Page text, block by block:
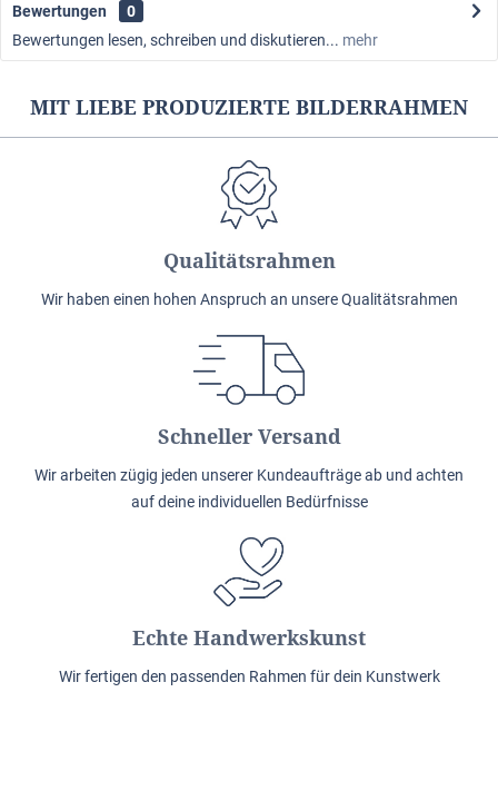
Bewertungen
0
Bewertungen lesen, schreiben und diskutieren... mehr
MIT LIEBE PRODUZIERTE BILDERRAHMEN
Qualitätsrahmen
Wir haben einen hohen Anspruch an unsere Qualitätsrahmen
Schneller Versand
Wir arbeiten zügig jeden unserer Kundeaufträge ab und achten
auf deine individuellen Bedürfnisse
Echte Handwerkskunst
Wir fertigen den passenden Rahmen für dein Kunstwerk